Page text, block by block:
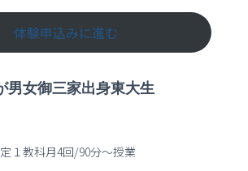
体験申込みに進む
男女御三家出身東大生
１教科月4回/90分～授業